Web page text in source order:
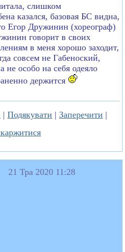
слишком
казался, базовая БС видна,
Егор Дружинин (хореограф)
говорит в своих
в меня хорошо заходит,
совсем не Габеноский,
особо на себя одеяло
держится
| Подякувати | Заперечити |
21 Тра 2020 11:28